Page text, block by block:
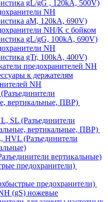
gL/gG , 120kA, 500V)
NH
aM, 120kA, 690V)
NH/K с бойком
gL/gG, 100kA, 690V)
NH
gTr, 100kA, 400V)
предохранителей NH
к держателям
NH
вертикальные, ПВР)
SL (Разъединители
вертикальные, ПВР)
HVL (Разъединители
вертикальные)
предохранители)
предохранители)
(gS) ножевые